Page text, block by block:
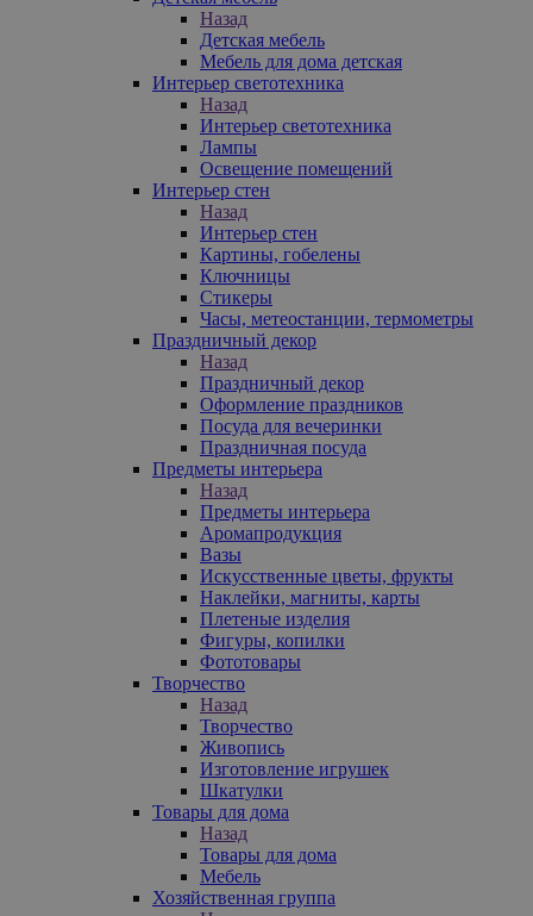
Назад
Детская мебель
Мебель для дома детская
Интерьер светотехника
Назад
Интерьер светотехника
Лампы
Освещение помещений
Интерьер стен
Назад
Интерьер стен
Картины, гобелены
Ключницы
Стикеры
Часы, метеостанции, термометры
Праздничный декор
Назад
Праздничный декор
Оформление праздников
Посуда для вечеринки
Праздничная посуда
Предметы интерьера
Назад
Предметы интерьера
Аромапродукция
Вазы
Искусственные цветы, фрукты
Наклейки, магниты, карты
Плетеные изделия
Фигуры, копилки
Фототовары
Творчество
Назад
Творчество
Живопись
Изготовление игрушек
Шкатулки
Товары для дома
Назад
Товары для дома
Мебель
Хозяйственная группа